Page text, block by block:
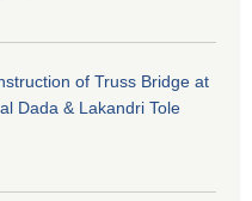
of Truss Bridge at
Dada & Lakandri Tole